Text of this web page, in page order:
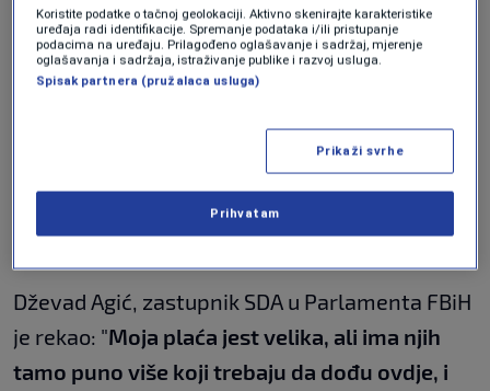
nisu velike. Kažu, prvo treba smanjiti primanja
u brojnim preduzećima koje ovaj parlament i
vlada imenuju.
Plaća kao plaća profesionalnih zastupnika,
mislim da nije po hijerarhiji, po visini, ni među
stotinu na razini Federacije
Dževad Agić, zastupnik SDA u Parlamenta FBiH
je rekao: "Moja plaća jest velika, ali ima njih
tamo puno više koji trebaju da dođu ovdje, i
Koristite podatke o tačnoj geolokaciji. Aktivno skenirajte karakteristike
uređaja radi identifikacije. Spremanje podataka i/ili pristupanje
podacima na uređaju. Prilagođeno oglašavanje i sadržaj, mjerenje
oglašavanja i sadržaja, istraživanje publike i razvoj usluga.
Spisak partnera (pružalaca usluga)
Prikaži svrhe
Prihvatam